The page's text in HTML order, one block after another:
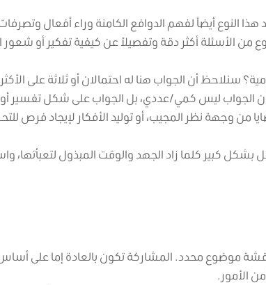
النوع أيضاً لفهم الدوافع الكامنة وراء أفعال وتصرفات
من الأسئلة أكثر دقة وتفصيلاً عن كيفية تفكير أو شعور
سنلاحظ أن الجواب هنا له احتمالان أو ثلاثة على
لأن الجواب ليس كمي/عددي، بل الجواب على شكل تفسير
من وجهة نظر المجيب، أو توليد الأفكار لإيجاد فرص
بشكل كبير كلما زاد الجهد والوقت المبذول لتعبأتها،
موضوع محدد. المشاركة تكون بالعادة إما على أساس
الأمور.